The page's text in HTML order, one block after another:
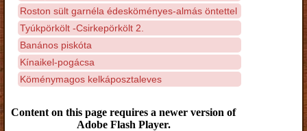
Roston sült garnéla édesköményes-almás öntettel
Tyúkpörkölt -Csirkepörkölt 2.
Banános piskóta
Kínaikel-pogácsa
Köménymagos kelkáposztaleves
Content on this page requires a newer version of
Adobe Flash Player.